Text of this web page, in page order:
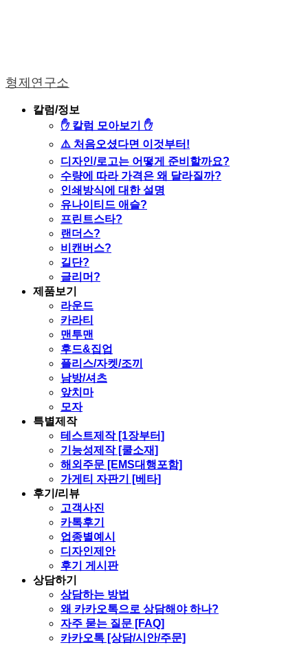
형제연구소
칼럼/정보
✋ 칼럼 모아보기 ✋
⚠️ 처음오셨다면 이것부터!
디자인/로고는 어떻게 준비할까요?
수량에 따라 가격은 왜 달라질까?
인쇄방식에 대한 설명
유나이티드 애슬?
프린트스타?
랜더스?
비캔버스?
길단?
글리머?
제품보기
라운드
카라티
맨투맨
후드&집업
플리스/자켓/조끼
남방/셔츠
앞치마
모자
특별제작
테스트제작 [1장부터]
기능성제작 [쿨소재]
해외주문 [EMS대행포함]
가게티 자판기 [베타]
후기/리뷰
고객사진
카톡후기
업종별예시
디자인제안
후기 게시판
상담하기
상담하는 방법
왜 카카오톡으로 상담해야 하나?
자주 묻는 질문 [FAQ]
카카오톡 [상담/시안/주문]